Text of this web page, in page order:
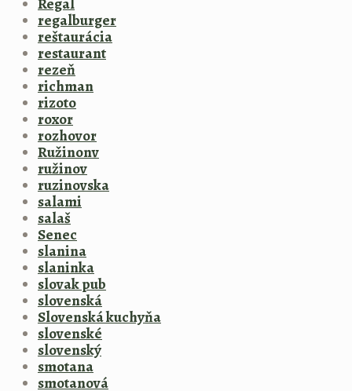
Regal
regalburger
reštaurácia
restaurant
rezeň
richman
rizoto
roxor
rozhovor
Ružinonv
ružinov
ruzinovska
salami
salaš
Senec
slanina
slaninka
slovak pub
slovenská
Slovenská kuchyňa
slovenské
slovenský
smotana
smotanová